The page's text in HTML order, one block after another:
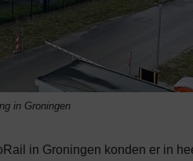
in Groningen
in Groningen konden er in